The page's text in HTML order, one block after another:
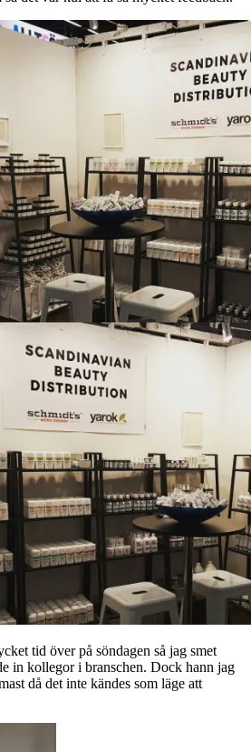
tid över på söndagen så jag smet
in kollegor i branschen. Dock hann jag
då det inte kändes som läge att